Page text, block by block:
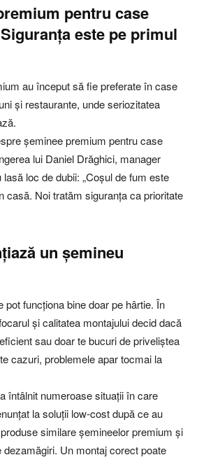
pentru case
este pe primul
au început să fie preferate în case
și restaurante, unde seriozitatea
șeminee premium pentru case
lui Daniel Drăghici, manager
loc de dubii: „Coșul de fum este
casă. Noi tratăm siguranța ca prioritate
un șemineu
pot funcționa bine doar pe hârtie. În
și calitatea montajului decid dacă
sau doar te bucuri de priveliștea
cazuri, problemele apar tocmai la
întâlnit numeroase situații în care
la soluții low-cost după ce au
similare șemineelor premium și
dezamăgiri. Un montaj corect poate